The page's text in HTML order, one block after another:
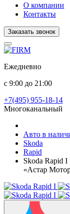
О компании
Контакты
Заказать звонок
Ежедневно
с 9:00 до 21:00
+7(495) 955-18-14
Многоканальный
Авто в
Skoda
Rapid
Skoda Rapid I
«Астар